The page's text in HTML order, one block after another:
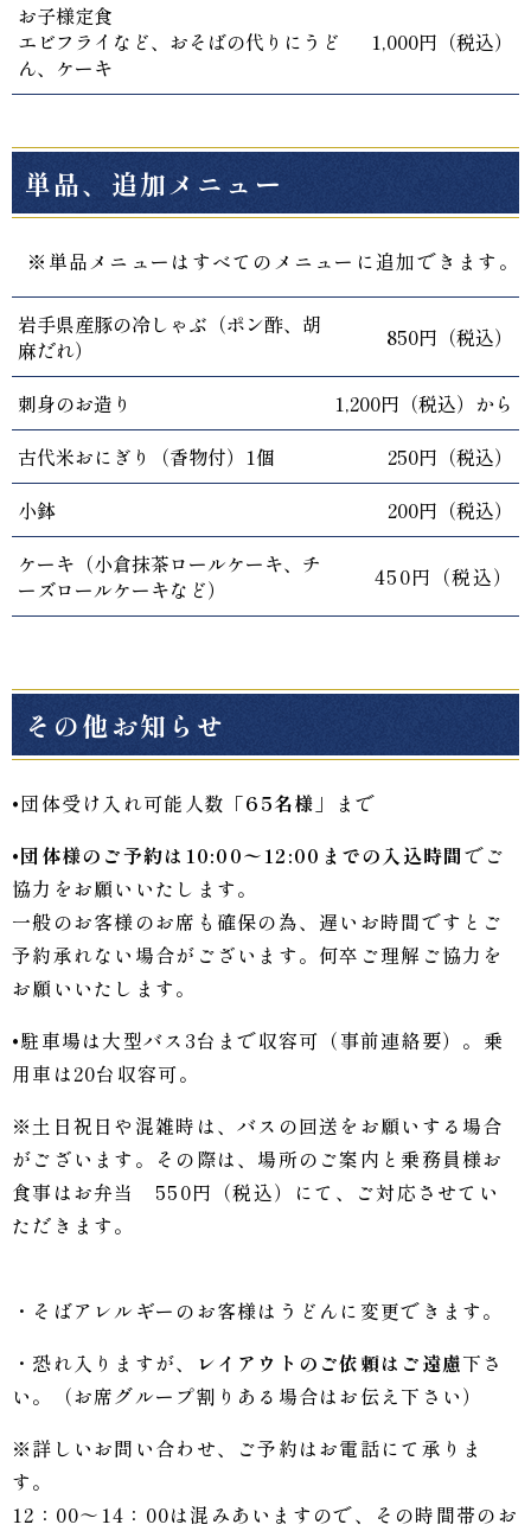
お子様定食
エビフライなど、おそばの代りにうど
ん、ケーキ
1,000円（税込）
単品、追加メニュー
※単品メニューはすべてのメニューに追加できます。
岩手県産豚の冷しゃぶ（ポン酢、胡
麻だれ）
850円（税込）
刺身のお造り
1,200円（税込）から
古代米おにぎり（香物付）1個
250円（税込）
小鉢
200円（税込）
ケーキ（小倉抹茶ロールケーキ、チ
ーズロールケーキなど）
450円（税込）
その他お知らせ
•団体受け入れ可能人数「65名様」
まで
•団体様のご予約は10:00〜12:00までの入込時間でご
協力をお願いいたします。
一般のお客様のお席も確保の為、遅いお時間ですとご
予約承れない場合がございます。何卒ご理解ご協力を
お願いいたします。
•駐車場は大型バス3台まで収容可（事前連絡要）。乗
用車は20台収容可。
※土日祝日や混雑時は、バスの回送をお願いする場合
がございます。その際は、場所のご案内と乗務員様お
食事はお弁当 550円（税込）にて、ご対応させてい
ただきます。
・そばアレルギーのお客様はうどんに変更できます。
・恐れ入りますが、
レイアウトのご依頼はご遠慮下さ
い。（お席グループ割りある場合はお伝え下さい）
※詳しいお問い合わせ、ご予約はお電話にて承りま
す。
12：00～14：00は混みあいますので、その時間帯のお